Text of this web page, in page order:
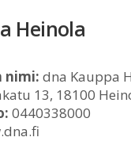
Heinola
nimi: dna Kauppa
13, 18100
0440338000